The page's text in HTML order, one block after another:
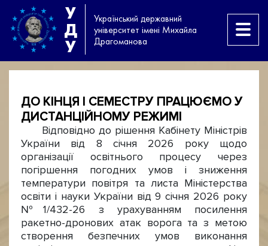
У
Д
У
Український державний
університет імені Михайла
Драгоманова
ДО КІНЦЯ І СЕМЕСТРУ ПРАЦЮЄМО У
ДИСТАНЦІЙНОМУ РЕЖИМІ
Відповідно до рішення Кабінету Міністрів
України від 8 січня 2026 року щодо
організації освітнього процесу через
погіршення погодних умов і зниження
температури повітря та листа Міністерства
освіти і науки України від 9 січня 2026 року
№1/432-26 з урахуванням посилення
ракетно-дронових атак ворога та з метою
створення безпечних умов виконання